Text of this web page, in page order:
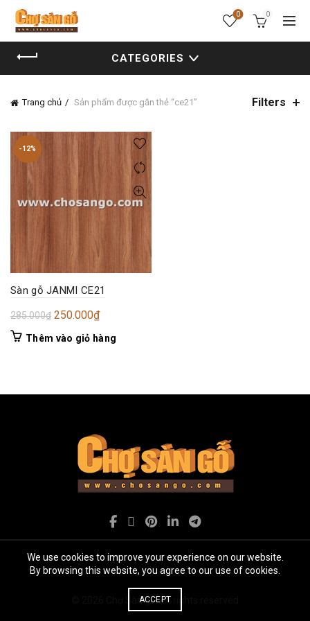
0 0
CATEGORIES
Trang chủ Sản phẩm được gắn thẻ “ce21” Filters
-12%
Sàn gỗ JANMI CE21
285.000₫ Giá
gốc
250.000₫Giá
hiện
Thêm vào giỏ hàng
Chợ Sàn gỗ. All rights reserved
We use cookies to improve your experience on our website.
By browsing this website, you agree to our use of cookies.
ACCEPT